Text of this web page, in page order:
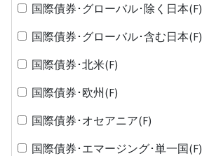
国際債券･グローバル･除く日本(F)
国際債券･グローバル･含む日本(F)
国際債券･北米(F)
国際債券･欧州(F)
国際債券･オセアニア(F)
国際債券･エマージング･単一国(F)